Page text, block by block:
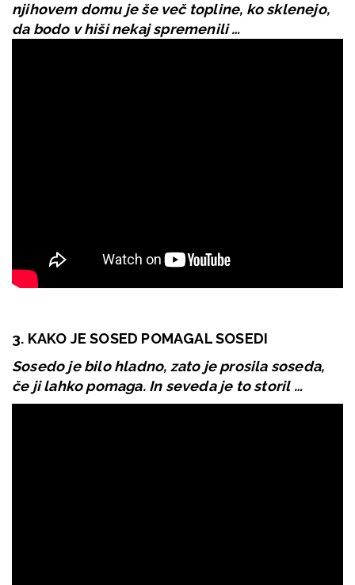
njihovem domu je še več topline, ko sklenejo,
da bodo v hiši nekaj spremenili …
3. KAKO JE SOSED POMAGAL SOSEDI
Sosedo je bilo hladno, zato je prosila soseda,
če ji lahko pomaga. In seveda je to storil …